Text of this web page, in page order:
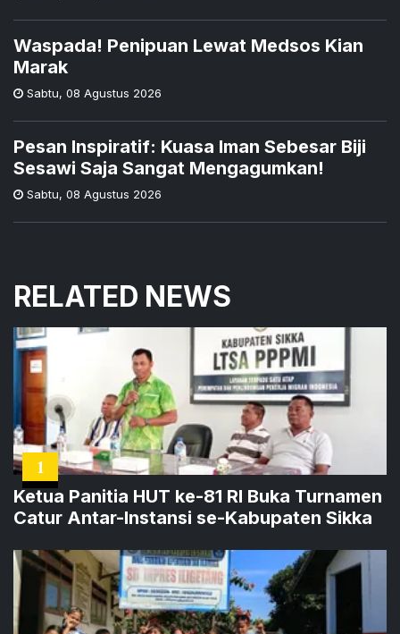
Waspada! Penipuan Lewat Medsos Kian
Marak
Sabtu, 08 Agustus 2026
Pesan Inspiratif: Kuasa Iman Sebesar Biji
Sesawi Saja Sangat Mengagumkan!
Sabtu, 08 Agustus 2026
RELATED NEWS
1
Ketua Panitia HUT ke-81 RI Buka Turnamen
Catur Antar-Instansi se-Kabupaten Sikka